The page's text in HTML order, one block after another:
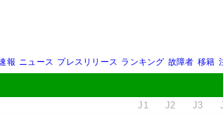
報 ニュース プレスリリース ランキング 故障者 移籍
J1 J2 J3